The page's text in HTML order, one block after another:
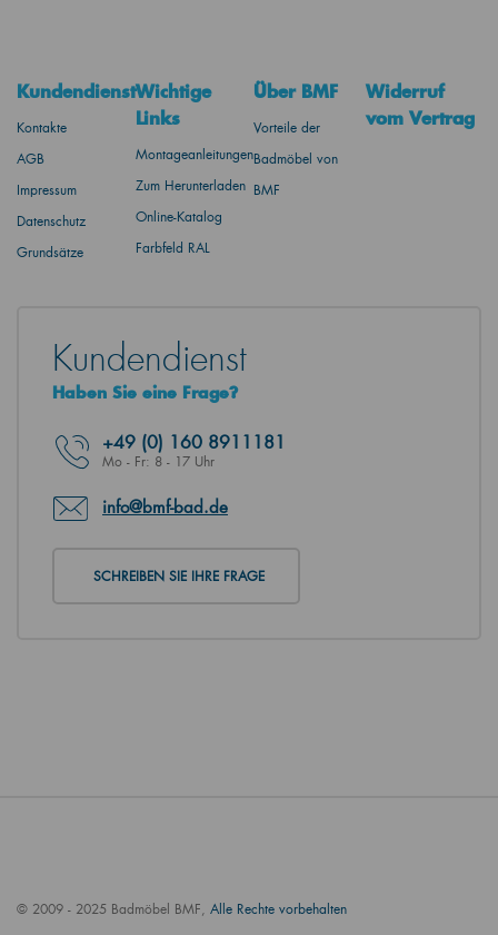
Kundendienst
Kontakte
AGB
Impressum
Datenschutz
Grundsätze
Wichtige
Links
Montageanleitungen
Zum Herunterladen
Online-Katalog
Farbfeld RAL
Über BMF
Vorteile der
Badmöbel von
BMF
Widerruf
vom Vertrag
Kundendienst
Haben Sie eine Frage?
+49 (0) 160 8911181
Mo - Fr: 8 - 17 Uhr
info@bmf-bad.de
SCHREIBEN SIE IHRE FRAGE
© 2009 - 2025 Badmöbel BMF, Alle Rechte vorbehalten